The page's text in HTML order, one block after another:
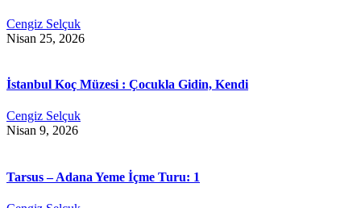
Cengiz Selçuk
Nisan 25, 2026
İstanbul Koç Müzesi : Çocukla Gidin, Kendi
Cengiz Selçuk
Nisan 9, 2026
Tarsus – Adana Yeme İçme Turu: 1